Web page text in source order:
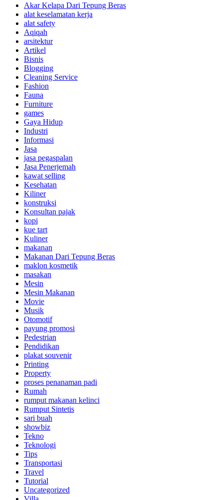
Akar Kelapa Dari Tepung Beras
alat keselamatan kerja
alat safety
Aqiqah
arsitektur
Artikel
Bisnis
Blogging
Cleaning Service
Fashion
Fauna
Furniture
games
Gaya Hidup
Industri
Informasi
Jasa
jasa pegaspalan
Jasa Penerjemah
kawat selling
Kesehatan
Kiliner
konstruksi
Konsultan pajak
kopi
kue tart
Kuliner
makanan
Makanan Dari Tepung Beras
maklon kosmetik
masakan
Mesin
Mesin Makanan
Movie
Musik
Otomotif
payung promosi
Pedestrian
Pendidikan
plakat souvenir
Printing
Property
proses penanaman padi
Rumah
rumput makanan kelinci
Rumput Sintetis
sari buah
showbiz
Tekno
Teknologi
Tips
Transportasi
Travel
Tutorial
Uncategorized